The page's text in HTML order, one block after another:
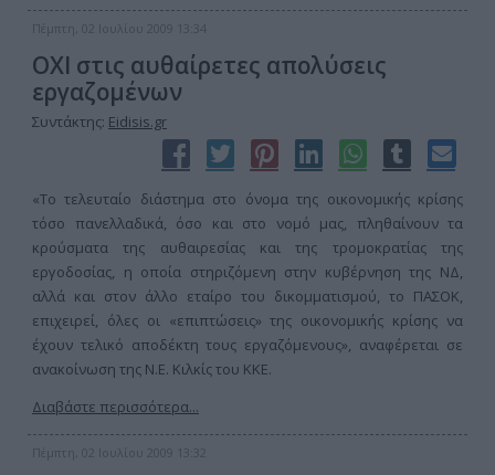
Πέμπτη, 02 Ιουλίου 2009 13:34
ΟΧΙ στις αυθαίρετες απολύσεις
εργαζομένων
Συντάκτης: Eidisis.gr
«Το τελευταίο διάστημα στο όνομα της οικονομικής κρίσης
τόσο πανελλαδικά, όσο και στο νομό μας, πληθαίνουν τα
κρούσματα της αυθαιρεσίας και της τρομοκρατίας της
εργοδοσίας, η οποία στηριζόμενη στην κυβέρνηση της ΝΔ,
αλλά και στον άλλο εταίρο του δικομματισμού, το ΠΑΣΟΚ,
επιχειρεί, όλες οι «επιπτώσεις» της οικονομικής κρίσης να
έχουν τελικό αποδέκτη τους εργαζόμενους», αναφέρεται σε
ανακοίνωση της Ν.Ε. Κιλκίς του ΚΚΕ.
Διαβάστε περισσότερα...
Πέμπτη, 02 Ιουλίου 2009 13:32